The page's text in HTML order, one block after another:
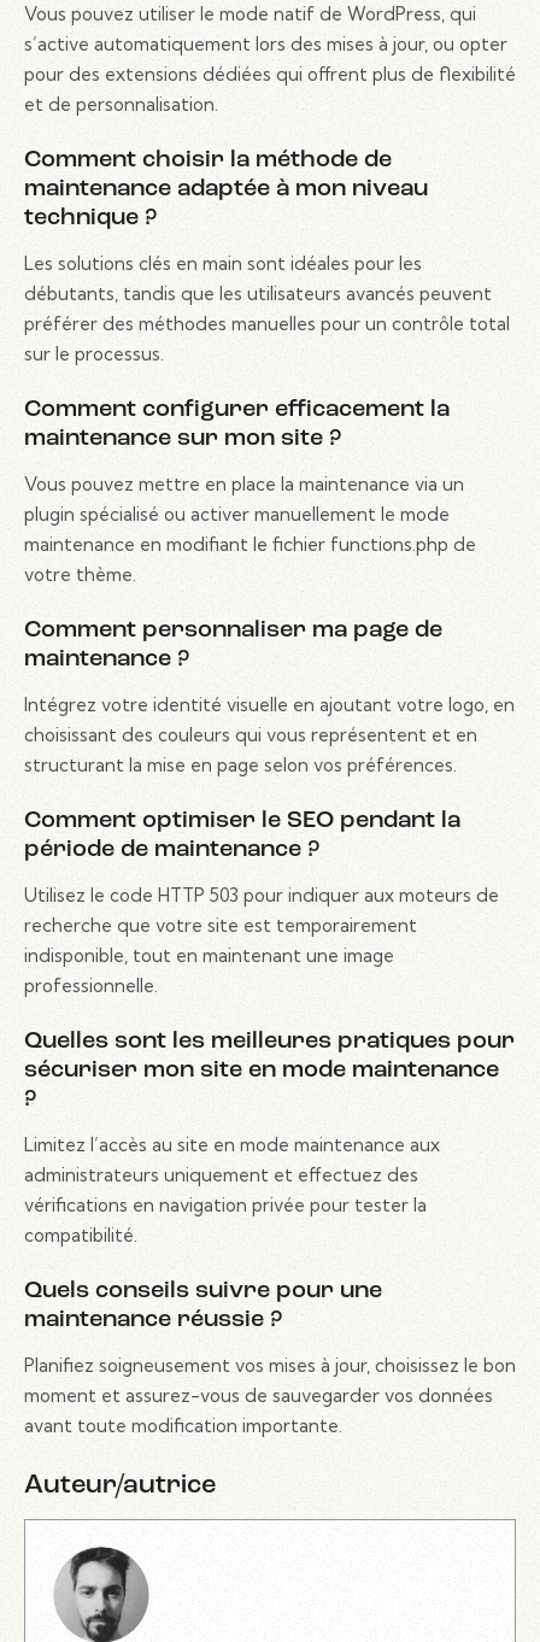
Vous pouvez utiliser le mode natif de WordPress, qui
s’active automatiquement lors des mises à jour, ou opter
pour des extensions dédiées qui offrent plus de flexibilité
et de personnalisation.
Comment choisir la méthode de
maintenance adaptée à mon niveau
technique ?
Les solutions clés en main sont idéales pour les
débutants, tandis que les utilisateurs avancés peuvent
préférer des méthodes manuelles pour un contrôle total
sur le processus.
Comment configurer efficacement la
maintenance sur mon site ?
Vous pouvez mettre en place la maintenance via un
plugin spécialisé ou activer manuellement le mode
maintenance en modifiant le fichier functions.php de
votre thème.
Comment personnaliser ma page de
maintenance ?
Intégrez votre identité visuelle en ajoutant votre logo, en
choisissant des couleurs qui vous représentent et en
structurant la mise en page selon vos préférences.
Comment optimiser le SEO pendant la
période de maintenance ?
Utilisez le code HTTP 503 pour indiquer aux moteurs de
recherche que votre site est temporairement
indisponible, tout en maintenant une image
professionnelle.
Quelles sont les meilleures pratiques pour
sécuriser mon site en mode maintenance
?
Limitez l’accès au site en mode maintenance aux
administrateurs uniquement et effectuez des
vérifications en navigation privée pour tester la
compatibilité.
Quels conseils suivre pour une
maintenance réussie ?
Planifiez soigneusement vos mises à jour, choisissez le bon
moment et assurez-vous de sauvegarder vos données
avant toute modification importante.
Auteur/autrice